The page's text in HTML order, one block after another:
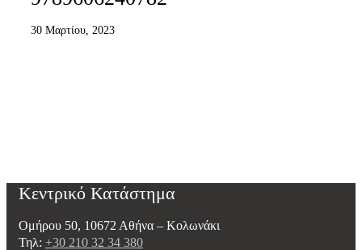
30 Μαρτίου, 2023
Κεντρικό Κατάστημα
Ομήρου 50, 10672 Αθήνα – Κολωνάκι
Τηλ: +30 210 32 34 380